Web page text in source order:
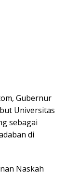
Gubernur
Universitas
sebagai
di
Naskah